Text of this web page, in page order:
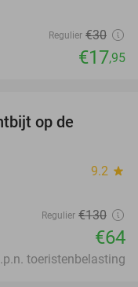
Regulier €30
€17,95
op de
9.2 star
Regulier €130
€64
toeristenbelasting